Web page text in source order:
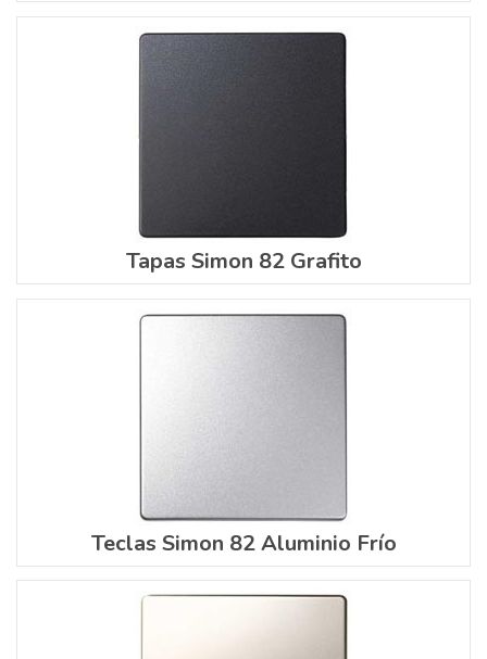
Tapas Simon 82 Grafito
Teclas Simon 82 Aluminio Frío